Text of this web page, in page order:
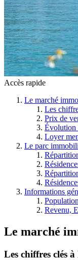
Accès rapide
Le marché
Les
Prix de
Évolution
Loyer
Le parc
Informations
Population
Revenu,
Le marché
Les chiffres clés